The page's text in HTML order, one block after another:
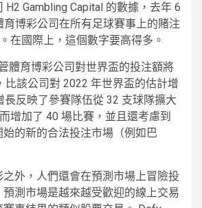
H2 Gambling Capital 的數據，去年 6
育博彩公司在所有足球賽事上的賭注
在國際上，這個數字要高得多。
體育博彩公司對世界盃的投注額將
比該公司對 2022 年世界盃的估計增
長反映了參賽隊伍從 32 支球隊擴大
增加了 40 場比賽，並且還考慮到
的新的合法投注市場（例如巴
之外，人們還會在預測市場上冒險投
預測市場是越來越受歡迎的線上交易